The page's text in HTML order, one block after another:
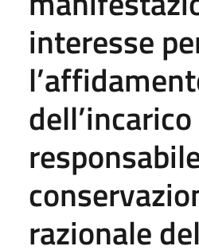
interesse
razionale